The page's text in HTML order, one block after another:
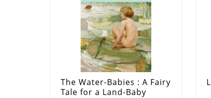
The Water-Babies : A Fairy
Tale for a Land-Baby